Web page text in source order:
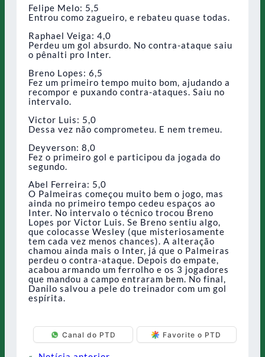
Felipe Melo: 5,5
Entrou como zagueiro, e rebateu quase todas.
Raphael Veiga: 4,0
Perdeu um gol absurdo. No contra-ataque saiu
o pênalti pro Inter.
Breno Lopes: 6,5
Fez um primeiro tempo muito bom, ajudando a
recompor e puxando contra-ataques. Saiu no
intervalo.
Victor Luis: 5,0
Dessa vez não comprometeu. E nem tremeu.
Deyverson: 8,0
Fez o primeiro gol e participou da jogada do
segundo.
Abel Ferreira: 5,0
O Palmeiras começou muito bem o jogo, mas
ainda no primeiro tempo cedeu espaços ao
Inter. No intervalo o técnico trocou Breno
Lopes por Victor Luis. Se Breno sentiu algo,
que colocasse Wesley (que misteriosamente
tem cada vez menos chances). A alteração
chamou ainda mais o Inter, já que o Palmeiras
perdeu o contra-ataque. Depois do empate,
acabou armando um ferrolho e os 3 jogadores
que mandou a campo entraram bem. No final,
Danilo salvou a pele do treinador com um gol
espírita.
Canal do PTD Favorite o PTD